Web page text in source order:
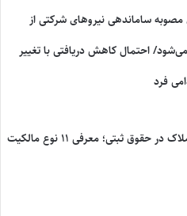
مصوبه ساماندهی نیروهای شرکتی از
احتمال کاهش دریافتی با تغییر
فرد
انواع مالکیت املاک در حقوق ثبتی؛ معرفی ۱۱ نوع مالکیت